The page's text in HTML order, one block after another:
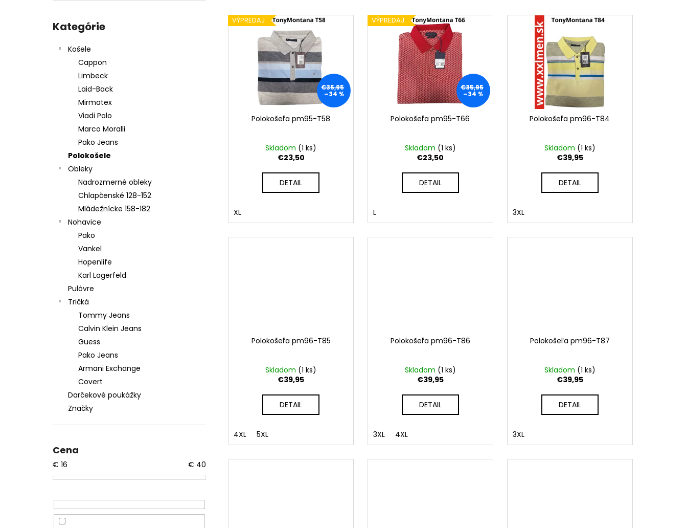
kategórie
Kategórie
Košele
Cappon
Limbeck
Laid-Back
Mirmatex
Viadi Polo
Marco Moralli
Pako Jeans
Polokošele
Obleky
Nadrozmerné obleky
Chlapčenské 128-152
Mládežnícke 158-182
Nohavice
Pako
Vankel
Hopenlife
Karl Lagerfeld
Pulóvre
Tričká
Tommy Jeans
Calvin Klein Jeans
Guess
Pako Jeans
Armani Exchange
Covert
Darčekové poukážky
Značky
Cena
€ 16 € 40
n
V
ýVÝPREDAJ
€35,95
–34 %
Polokošeľa pm95-T58
Skladom (1 ks)
€23,50
DETAIL
XL
VÝPREDAJ
€35,95
–34 %
Polokošeľa pm95-T66
Skladom (1 ks)
€23,50
DETAIL
L
Polokošeľa pm96-T84
Skladom (1 ks)
€39,95
DETAIL
3XL
Polokošeľa pm96-T85
Skladom (1 ks)
€39,95
DETAIL
4XL 5XL
Polokošeľa pm96-T86
Skladom (1 ks)
€39,95
DETAIL
3XL 4XL
Polokošeľa pm96-T87
Skladom (1 ks)
€39,95
DETAIL
3XL
KOŠEĽA K067-A08
€44,99
€44,99